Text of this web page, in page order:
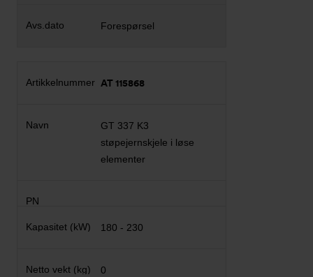
Forespørsel
AT 115868
GT 337 K3
støpejernskjele i løse
elementer
180 - 230
0